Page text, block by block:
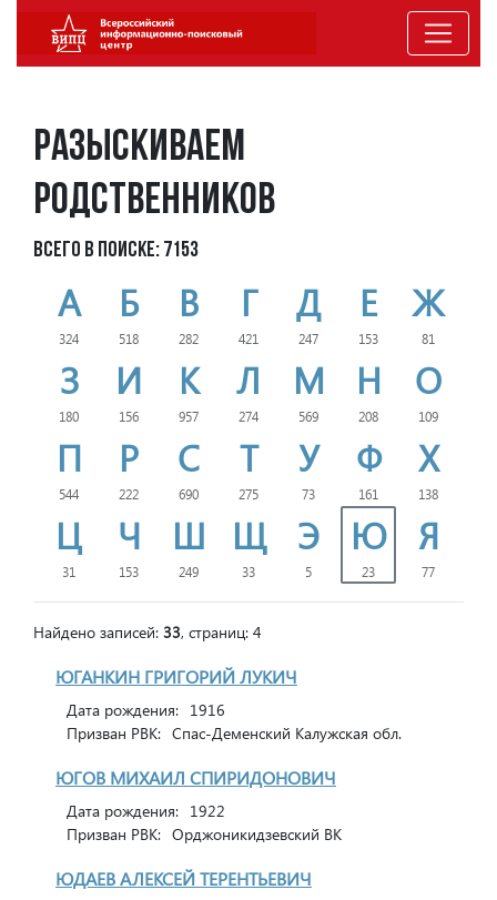
Разыскиваем
родственников
Всего в поиске: 7153
А
324
Б
518
В
282
Г
421
Д
247
Е
153
Ж
81
З
180
И
156
К
957
Л
274
М
569
Н
208
О
109
П
544
Р
222
С
690
Т
275
У
73
Ф
161
Х
138
Ц
31
Ч
153
Ш
249
Щ
33
Э
5
Ю
23
Я
77
Найдено записей: 33, страниц: 4
ЮГАНКИН ГРИГОРИЙ ЛУКИЧ
Дата рождения: 1916
Призван РВК: Спас-Деменский Калужская обл.
ЮГОВ МИХАИЛ СПИРИДОНОВИЧ
Дата рождения: 1922
Призван РВК: Орджоникидзевский ВК
ЮДАЕВ АЛЕКСЕЙ ТЕРЕНТЬЕВИЧ